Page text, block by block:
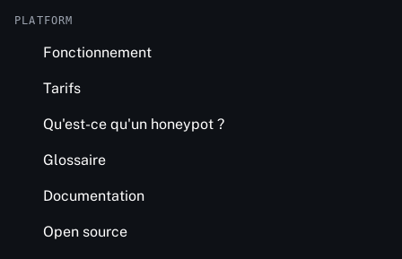
PLATFORM
Fonctionnement
Tarifs
Qu'est-ce qu'un honeypot ?
Glossaire
Documentation
Open source